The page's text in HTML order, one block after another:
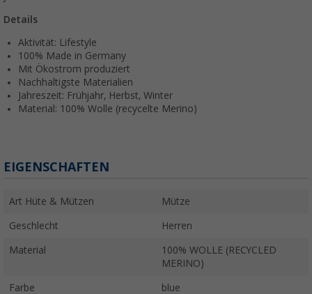
Details
Aktivität: Lifestyle
100% Made in Germany
Mit Ökostrom produziert
Nachhaltigste Materialien
Jahreszeit: Frühjahr, Herbst, Winter
Material: 100% Wolle (recycelte Merino)
EIGENSCHAFTEN
Art Hüte & Mützen Mütze
Geschlecht Herren
Material
100% WOLLE (RECYCLED
MERINO)
Farbe blue